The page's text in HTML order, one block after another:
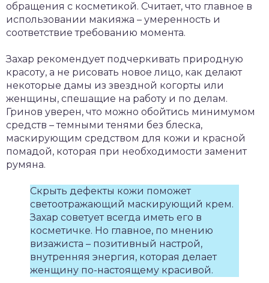
обращения с косметикой. Считает, что главное в
использовании макияжа – умеренность и
соответствие требованию момента.
Захар рекомендует подчеркивать природную
красоту, а не рисовать новое лицо, как делают
некоторые дамы из звездной когорты или
женщины, спешащие на работу и по делам.
Гринов уверен, что можно обойтись минимумом
средств – темными тенями без блеска,
маскирующим средством для кожи и красной
помадой, которая при необходимости заменит
румяна.
Скрыть дефекты кожи поможет
светоотражающий маскирующий крем.
Захар советует всегда иметь его в
косметичке. Но главное, по мнению
визажиста – позитивный настрой,
внутренняя энергия, которая делает
женщину по-настоящему красивой.